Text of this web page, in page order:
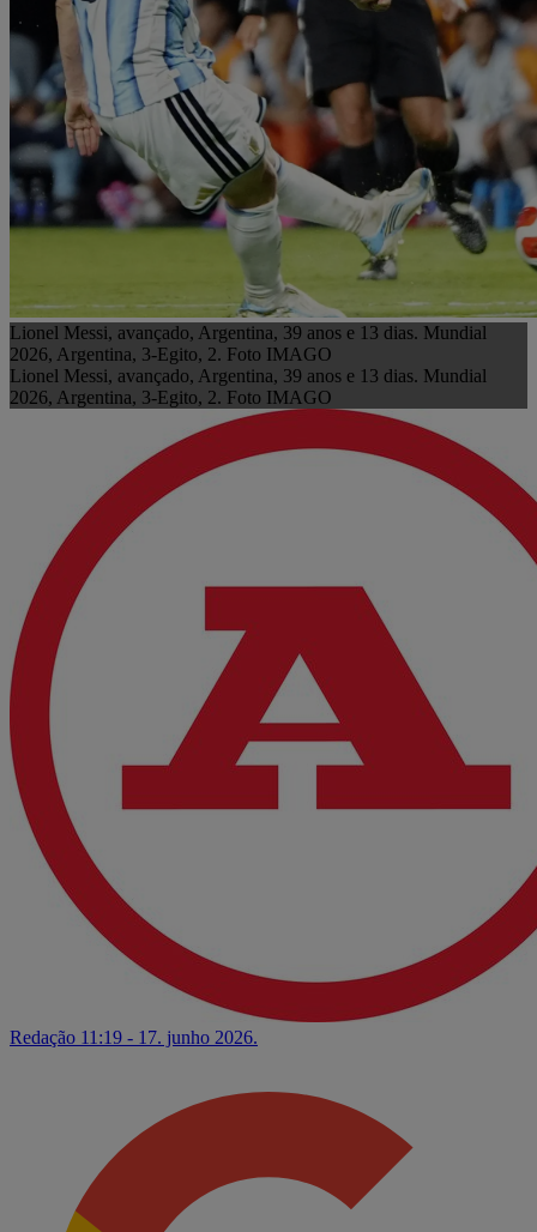
Lionel Messi, avançado, Argentina, 39 anos e 13 dias. Mundial
2026, Argentina, 3-Egito, 2. Foto IMAGO
Lionel Messi, avançado, Argentina, 39 anos e 13 dias. Mundial
2026, Argentina, 3-Egito, 2. Foto IMAGO
Redação 11:19 - 17. junho 2026.